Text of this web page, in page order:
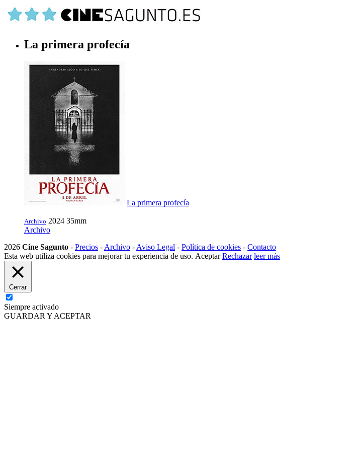
La primera profecía
La primera profecía
Archivo 2024 35mm
Archivo
2026 Cine Sagunto - Precios - Archivo - Aviso Legal - Política de cookies - Contacto
Esta web utiliza cookies para mejorar tu experiencia de uso. Aceptar Rechazar leer más
Cerrar
Siempre activado
GUARDAR Y ACEPTAR